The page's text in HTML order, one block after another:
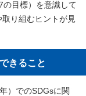
の目標）を意識して
り組むヒントが見
きること
）でのSDGsに関